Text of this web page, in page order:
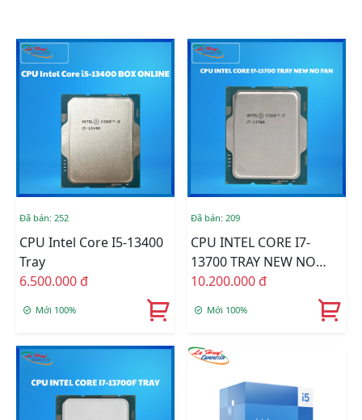
Đã bán: 252
CPU Intel Core I5-13400
Tray
6.500.000 đ
Mới 100%
Đã bán: 209
CPU INTEL CORE I7-
13700 TRAY NEW NO
FAN
10.200.000 đ
Mới 100%